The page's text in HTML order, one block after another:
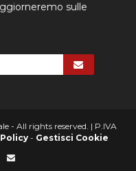
sulle
- All rights reserved. | P.IVA
- Gestisci Cookie